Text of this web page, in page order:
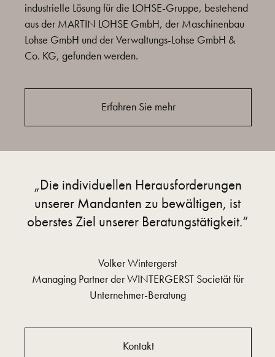
industrielle Lösung für die LOHSE-Gruppe, bestehend
aus der MARTIN LOHSE GmbH, der Maschinenbau
Lohse GmbH und der Verwaltungs-Lohse GmbH &
Co. KG, gefunden werden.
Erfahren Sie mehr
„Die individuellen Herausforderungen
unserer Mandanten zu bewältigen, ist
oberstes Ziel unserer Beratungstätigkeit.“
Volker Wintergerst
Managing Partner der WINTERGERST Societät für
Unternehmer-Beratung
Kontakt